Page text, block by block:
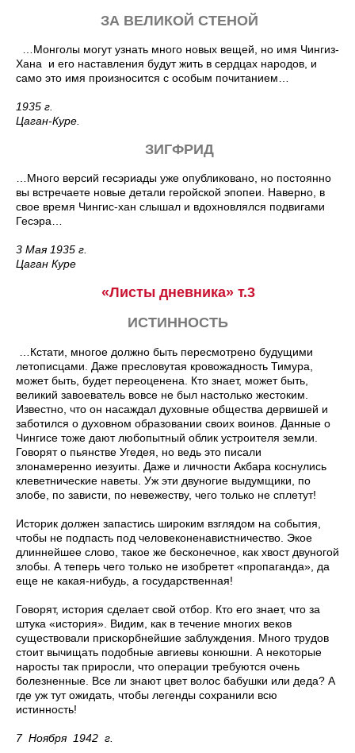
ЗА ВЕЛИКОЙ СТЕНОЙ
…Монголы могут узнать много новых вещей, но имя Чингиз-
Хана и его наставления будут жить в сердцах народов, и
само это имя произносится с особым почитанием…
1935 г.
Цаган-Куре.
ЗИГФРИД
…Много версий гесэриады уже опубликовано, но постоянно
вы встречаете новые детали геройской эпопеи. Наверно, в
свое время Чингис-хан слышал и вдохновлялся подвигами
Гесэра…
3 Мая 1935 г.
Цаган Куре
«Листы дневника» т.3
ИСТИННОСТЬ
…Кстати, многое должно быть пересмотрено будущими
летописцами. Даже пресловутая кровожадность Тимура,
может быть, будет переоценена. Кто знает, может быть,
великий завоеватель вовсе не был настолько жестоким.
Известно, что он насаждал духовные общества дервишей и
заботился о духовном образовании своих воинов. Данные о
Чингисе тоже дают любопытный облик устроителя земли.
Говорят о пьянстве Угедея, но ведь это писали
злонамеренно иезуиты. Даже и личности Акбара коснулись
клеветнические наветы. Уж эти двуногие выдумщики, по
злобе, по зависти, по невежеству, чего только не сплетут!
Историк должен запастись широким взглядом на события,
чтобы не подпасть под человеконенавистничество. Экое
длиннейшее слово, такое же бесконечное, как хвост двуногой
злобы. А теперь чего только не изобретет «пропаганда», да
еще не какая-нибудь, а государственная!
Говорят, история сделает свой отбор. Кто его знает, что за
штука «история». Видим, как в течение многих веков
существовали прискорбнейшие заблуждения. Много трудов
стоит вычищать подобные авгиевы конюшни. А некоторые
наросты так приросли, что операции требуются очень
болезненные. Все ли знают цвет волос бабушки или деда? А
где уж тут ожидать, чтобы легенды сохранили всю
истинность!
7 Ноября 1942 г.